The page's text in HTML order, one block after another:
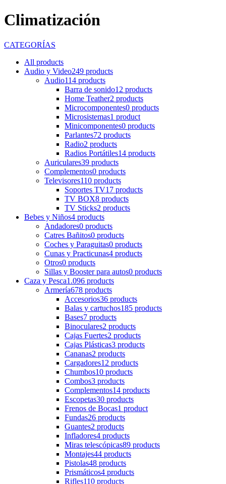
Climatización
CATEGORÍAS
All products
Audio y Video249 products
Audio114 products
Barra de sonido12 products
Home Teather2 products
Microcomponentes0 products
Microsistemas1 product
Minicomponentes0 products
Parlantes72 products
Radio2 products
Radios Portátiles14 products
Auriculares39 products
Complementos0 products
Televisores110 products
Soportes TV17 products
TV BOX8 products
TV Sticks2 products
Bebes y Niños4 products
Andadores0 products
Catres Bañitos0 products
Coches y Paraguitas0 products
Cunas y Practicunas4 products
Otros0 products
Sillas y Booster para autos0 products
Caza y Pesca1.096 products
Armería678 products
Accesorios36 products
Balas y cartuchos185 products
Bases7 products
Binoculares2 products
Cajas Fuertes2 products
Cajas Plásticas3 products
Cananas2 products
Cargadores12 products
Chumbos10 products
Combos3 products
Complementos14 products
Escopetas30 products
Frenos de Bocas1 product
Fundas26 products
Guantes2 products
Infladores4 products
Miras telescópicas89 products
Montajes44 products
Pistolas48 products
Prismáticos4 products
Rifles110 products